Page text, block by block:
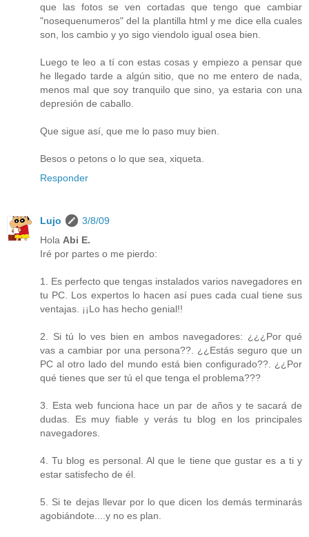
que las fotos se ven cortadas que tengo que cambiar
"nosequenumeros" del la plantilla html y me dice ella cuales
son, los cambio y yo sigo viendolo igual osea bien.
Luego te leo a tí con estas cosas y empiezo a pensar que
he llegado tarde a algún sitio, que no me entero de nada,
menos mal que soy tranquilo que sino, ya estaria con una
depresión de caballo.
Que sigue así, que me lo paso muy bien.
Besos o petons o lo que sea, xiqueta.
Responder
Lujo
3/8/09
Hola Abi E.
Iré por partes o me pierdo:
1. Es perfecto que tengas instalados varios navegadores en
tu PC. Los expertos lo hacen así pues cada cual tiene sus
ventajas. ¡¡Lo has hecho genial!!
2. Si tú lo ves bien en ambos navegadores: ¿¿¿Por qué
vas a cambiar por una persona??. ¿¿Estás seguro que un
PC al otro lado del mundo está bien configurado??. ¿¿Por
qué tienes que ser tú el que tenga el problema???
3. Esta web funciona hace un par de años y te sacará de
dudas. Es muy fiable y verás tu blog en los principales
navegadores.
4. Tu blog es personal. Al que le tiene que gustar es a ti y
estar satisfecho de él.
5. Si te dejas llevar por lo que dicen los demás terminarás
agobiándote....y no es plan.